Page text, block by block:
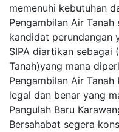
memenuhi kebutuhan
Pengambilan Air
kandidat perundangan
SIPA diartikan sebagai
Tanah)yang mana
Pengambilan Air Tanah
legal dan benar yang
Pangulah Baru
Bersahabat segera